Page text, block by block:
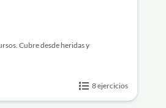
Cubre desde heridas y
8 ejercicios